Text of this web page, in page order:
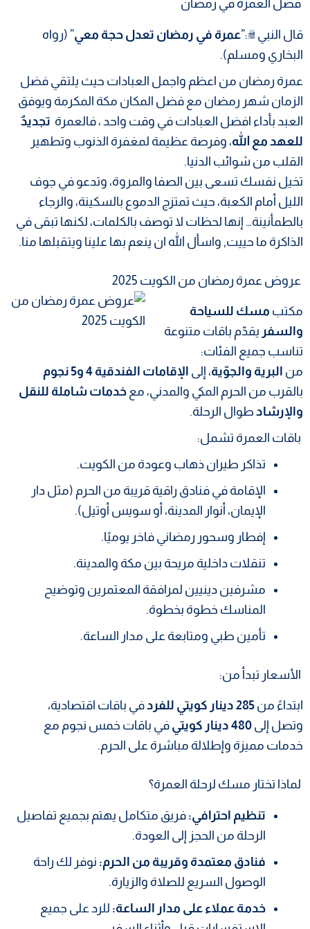
فضل العمرة في رمضان
قال النبي ﷺ:”عمرة في رمضان تعدل حجة معي” (رواه
البخاري ومسلم).
عمرة رمضان من اعظم واجمل العبادات حيث يلتقي فضل
الزمان شهر رمضان مع فضل المكان مكة المكرمة ويوفق
العبد بأداء افضل العبادات في وقت واحد ، فالعمرة تجديدٌ
للعهد مع الله، وفرصة عظيمة لمغفرة الذنوب وتطهير
القلب من شوائب الدنيا.
تخيل نفسك تسعى بين الصفا والمروة، وتدعو في جوف
الليل أمام الكعبة، حيث تمتزج الدموع بالسكينة، والرجاء
بالطمأنينة… إنها لحظات لا توصف بالكلمات، لكنها تبقى في
الذاكرة ما حييت, واسأل الله ان ينعم بها علينا ويتقبلها منا.
عروض عمرة رمضان من الكويت 2025
مكتب مسك للسياحة
والسفر يقدّم باقات متنوعة
تناسب جميع الفئات:
من البرية والجوّية، إلى الإقامات الفندقية 4 و5 نجوم
بالقرب من الحرم المكي والمدني، مع خدمات شاملة للنقل
والإرشاد طوال الرحلة.
باقات العمرة تشمل:
تذاكر طيران ذهاب وعودة من الكويت.
الإقامة في فنادق راقية قريبة من الحرم (مثل دار
الإيمان، أنوار المدينة، أو سويس أوتيل).
إفطار وسحور رمضاني فاخر يوميًا.
تنقلات داخلية مريحة بين مكة والمدينة.
مشرفين دينيين لمرافقة المعتمرين وتوضيح
المناسك خطوة بخطوة.
تأمين طبي ومتابعة على مدار الساعة.
الأسعار تبدأ من:
ابتداءً من 285 دينار كويتي للفرد
في باقات اقتصادية،
وتصل إلى 480 دينار كويتي
في باقات خمس نجوم مع
خدمات مميزة وإطلالة مباشرة على الحرم.
لماذا تختار مسك لرحلة العمرة؟
تنظيم احترافي: فريق متكامل يهتم بجميع تفاصيل
الرحلة من الحجز إلى العودة.
فنادق معتمدة وقريبة من الحرم: نوفر لك راحة
الوصول السريع للصلاة والزيارة.
خدمة عملاء على مدار الساعة: للرد على جميع